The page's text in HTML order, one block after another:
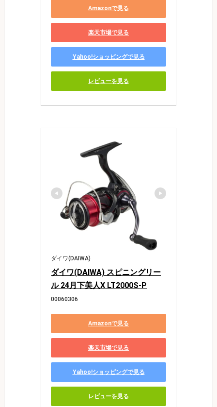
Amazonで見る
楽天市場で見る
Yahoo!ショッピングで見る
レビューを見る
ダイワ(DAIWA)
ダイワ(DAIWA) スピニングリー
ル 24月下美人X LT2000S-P
00060306
Amazonで見る
楽天市場で見る
Yahoo!ショッピングで見る
レビューを見る